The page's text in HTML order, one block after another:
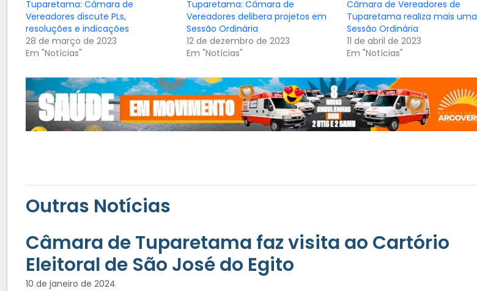
Tuparetama: Câmara de
Vereadores discute PLs,
resoluções e indicações
28 de março de 2023
Em "Notícias"
Tuparetama: Câmara de
Vereadores delibera projetos em
Sessão Ordinária
12 de dezembro de 2023
Em "Notícias"
Câmara de Vereadores de
Tuparetama realiza mais uma
Sessão Ordinária
11 de abril de 2023
Em "Notícias"
Outras Notícias
Câmara de Tuparetama faz visita ao Cartório
Eleitoral de São José do Egito
10 de janeiro de 2024